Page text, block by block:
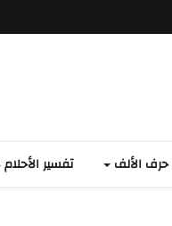
حرف الألف تفسير